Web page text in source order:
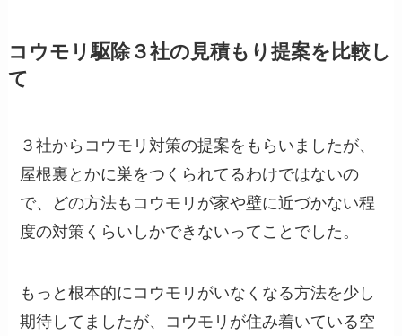
コウモリ駆除３社の見積もり提案を比較し
て
３社からコウモリ対策の提案をもらいましたが、
屋根裏とかに巣をつくられてるわけではないの
で、どの方法もコウモリが家や壁に近づかない程
度の対策くらいしかできないってことでした。
もっと根本的にコウモリがいなくなる方法を少し
期待してましたが、コウモリが住み着いている空